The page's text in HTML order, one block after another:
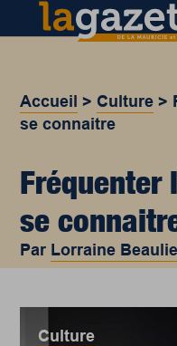
Accueil > Culture >
se connaitre
Fréquenter
se
Par Lorraine
Culture